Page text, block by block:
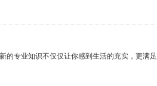
的专业知识不仅仅让你感到生活的充实，更满足